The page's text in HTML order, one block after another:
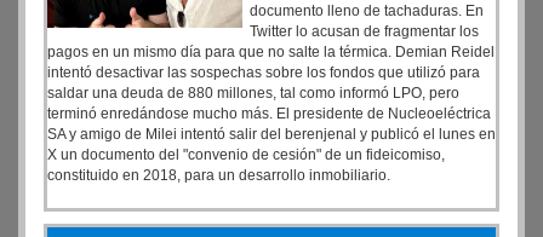
documento lleno de tachaduras. En
Twitter lo acusan de fragmentar los
pagos en un mismo día para que no salte la térmica. Demian Reidel
intentó desactivar las sospechas sobre los fondos que utilizó para
saldar una deuda de 880 millones, tal como informó LPO, pero
terminó enredándose mucho más. El presidente de Nucleoeléctrica
SA y amigo de Milei intentó salir del berenjenal y publicó el lunes en
X un documento del "convenio de cesión" de un fideicomiso,
constituido en 2018, para un desarrollo inmobiliario.